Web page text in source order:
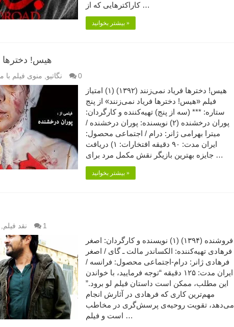
کاراکترهایی که از …
بیشتر بخوانید »
هیس! دخترها
نگاتیو منوی فیلم با 0
هیس! دخترها فریاد نمی‌زنند (۱۳۹۲) (۱) امتیاز
فیلم «هیس! دخترها فریاد نمی‌زنند» از پنج
ستاره: *** (سه از پنج) تهیه‌کننده و کارگردان:
پوران درخشنده (۲) نویسنده: پوران درخشنده /
میترا بهرامی ژانر: درام / اجتماعی محصول:
ایران مدت: ۹۰ دقیقه افتخارات: ۱) دریافت
جایزه بهترین بازیگر نقش مکمل مرد برای …
بیشتر بخوانید »
نقد فیلم 1
فروشنده (۱۳۹۴) (۱) نویسنده و کارگردان: اصغر
فرهادی تهیه‌کننده: الکساندر مالت ـ گای / اصغر
فرهادی ژانر: درام-اجتماعی محصول: فرانسه /
ایران مدت: ۱۲۵ دقیقه “توجه فرمایید،‌ با خواندن
این مطلب، ممکن است داستان فیلم لو برود.”
مهم‌ترین کاری که فرهادی در آثارش انجام
می‌دهد، تقویت روحیه‌ی پرسش‌گری در مخاطب
است و فیلم …